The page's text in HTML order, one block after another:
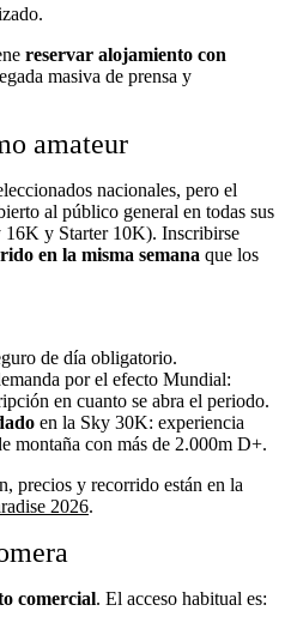
reservar alojamiento con
masiva de prensa y
amateur
nacionales, pero el
al público general en todas sus
y Starter 10K). Inscribirse
en la misma semana que los
de día obligatorio.
por el efecto Mundial:
en cuanto se abra el periodo.
en la Sky 30K: experiencia
montaña con más de 2.000m D+.
precios y recorrido están en la
2026.
comercial. El acceso habitual es: